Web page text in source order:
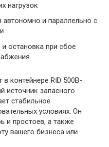
нагрузок
и параллельно с
остановка при сбое
контейнере RID 500B-
источник запасного
стабильное
условиях. Он
и простоев, а также
вашего бизнеса или